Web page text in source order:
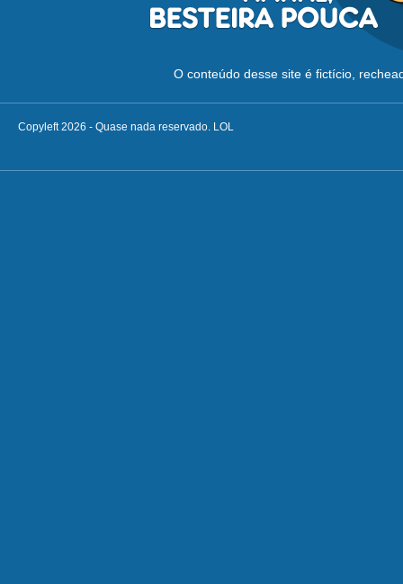
O conteúdo desse site é fictício,
Copyleft 2026 - Quase nada reservado. LOL